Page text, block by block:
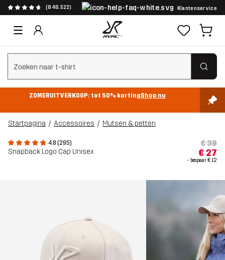
(846.522) Klantenservice
Zoeken wissen
ZOMERUITVERKOOP: tot 50% kortingShop nu
Startpagina Accessoires Mutsen & petten
4.8 (295)
Snapback Logo Cap Unisex
€ 39
€ 27
- bespaar€ 12